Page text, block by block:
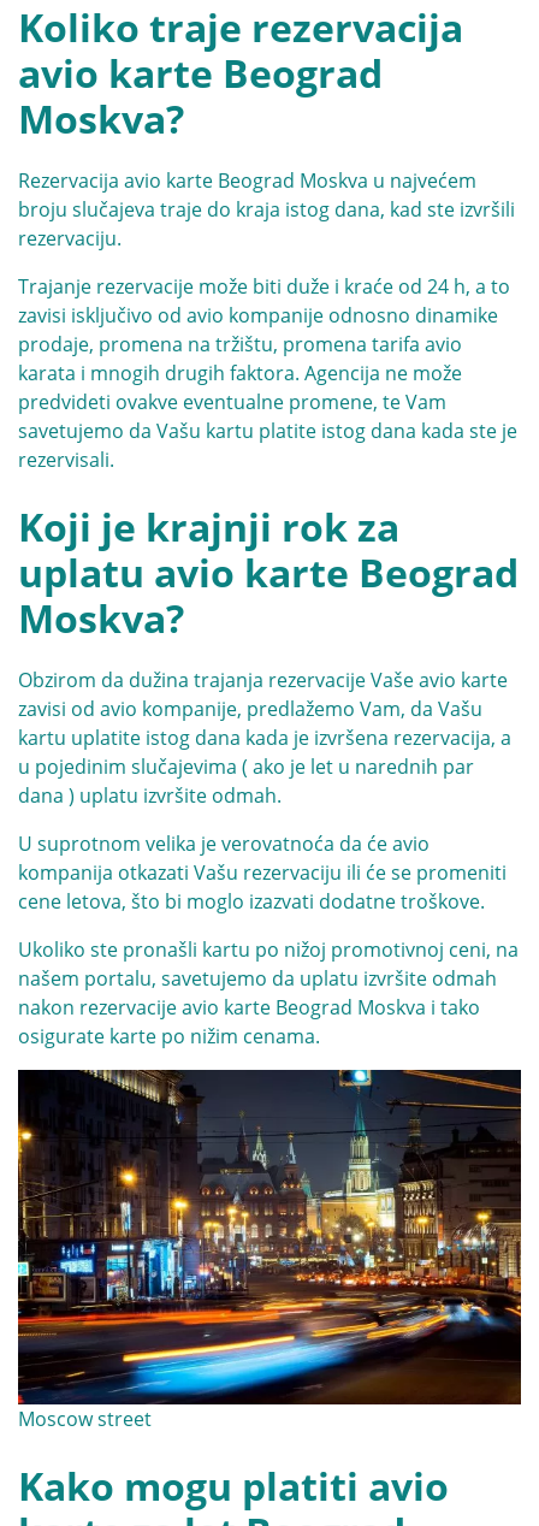
Koliko traje rezervacija
avio karte Beograd
Moskva?
Rezervacija avio karte Beograd Moskva u najvećem
broju slučajeva traje do kraja istog dana, kad ste izvršili
rezervaciju.
Trajanje rezervacije može biti duže i kraće od 24 h, a to
zavisi isključivo od avio kompanije odnosno dinamike
prodaje, promena na tržištu, promena tarifa avio
karata i mnogih drugih faktora. Agencija ne može
predvideti ovakve eventualne promene, te Vam
savetujemo da Vašu kartu platite istog dana kada ste je
rezervisali.
Koji je krajnji rok za
uplatu avio karte Beograd
Moskva?
Obzirom da dužina trajanja rezervacije Vaše avio karte
zavisi od avio kompanije, predlažemo Vam, da Vašu
kartu uplatite istog dana kada je izvršena rezervacija, a
u pojedinim slučajevima ( ako je let u narednih par
dana ) uplatu izvršite odmah.
U suprotnom velika je verovatnoća da će avio
kompanija otkazati Vašu rezervaciju ili će se promeniti
cene letova, što bi moglo izazvati dodatne troškove.
Ukoliko ste pronašli kartu po nižoj promotivnoj ceni, na
našem portalu, savetujemo da uplatu izvršite odmah
nakon rezervacije avio karte Beograd Moskva i tako
osigurate karte po nižim cenama.
Moscow street
Kako mogu platiti avio